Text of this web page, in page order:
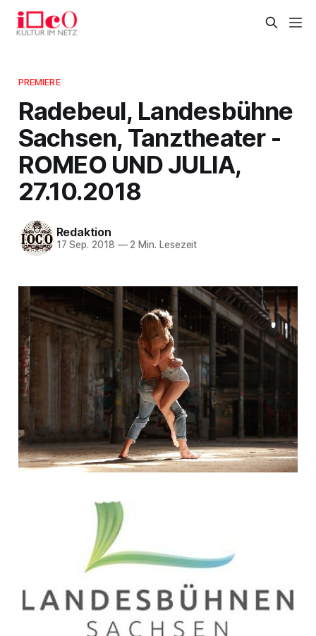
PREMIERE
Radebeul, Landesbühne
Sachsen, Tanztheater -
ROMEO UND JULIA,
27.10.2018
Redaktion
17 Sep. 2018 —2 Min. Lesezeit